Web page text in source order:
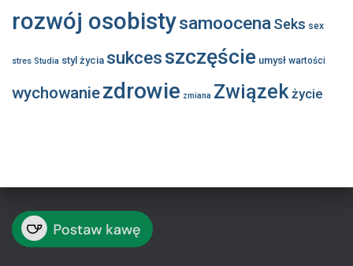
rozwój osobistysamoocenaSeks sex
stres Studia styl życia sukcesszczęście umysł wartości
wychowaniezdrowie zmiana Związek życie